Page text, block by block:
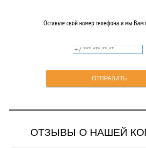
Оставьте свой номер телефона и мы Вам
ОТЗЫВЫ О НАШЕЙ